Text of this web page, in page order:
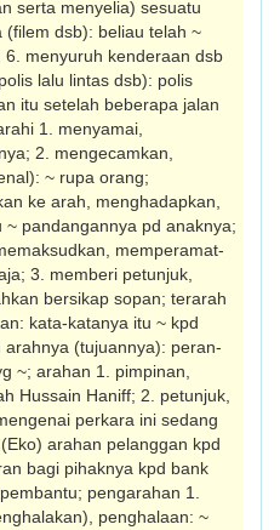
serta menyelia) sesuatu
dsb): beliau telah ~
menyuruh kenderaan dsb
lalu lintas dsb): polis
itu setelah beberapa jalan
1. menyamai,
2. mengecamkan,
~ rupa orang;
ke arah, menghadapkan,
pandangannya pd anaknya;
memperamat-
3. memberi petunjuk,
bersikap sopan; terarah
kata-katanya itu ~ kpd
arahnya (tujuannya): peran­
~; arahan 1. pimpinan,
Hussain Haniff; 2. petunjuk,
perkara ini sedang
arahan pelanggan kpd
bagi pihaknya kpd bank
pengarahan 1.
penghalaan: ~